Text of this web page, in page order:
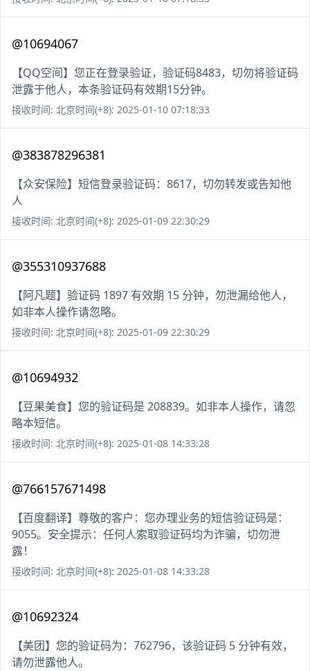
@10694067
【QQ空间】您正在登录验证，验证码8483，切勿将验证码
泄露于他人，本条验证码有效期15分钟。
接收时间: 北京时间(+8): 2025-01-10 07:18:33
@383878296381
【众安保险】短信登录验证码：8617，切勿转发或告知他
人
接收时间: 北京时间(+8): 2025-01-09 22:30:29
@355310937688
【阿凡题】验证码 1897 有效期 15 分钟，勿泄漏给他人，
如非本人操作请忽略。
接收时间: 北京时间(+8): 2025-01-09 22:30:29
@10694932
【豆果美食】您的验证码是 208839。如非本人操作，请忽
略本短信。
接收时间: 北京时间(+8): 2025-01-08 14:33:28
@766157671498
【百度翻译】尊敬的客户：您办理业务的短信验证码是：
9055。安全提示：任何人索取验证码均为诈骗，切勿泄
露！
接收时间: 北京时间(+8): 2025-01-08 14:33:28
@10692324
【美团】您的验证码为：762796，该验证码 5 分钟有效，
请勿泄露他人。